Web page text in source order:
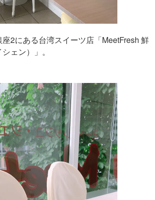
2にある台湾スイーツ店「MeetFresh 鮮
ェン）」。